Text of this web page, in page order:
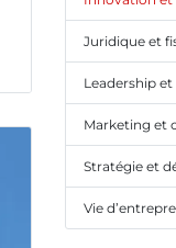
Juridique et
Leadership
Marketing et
Stratégie et
Vie